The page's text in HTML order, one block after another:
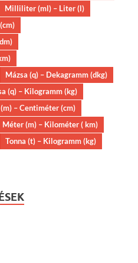
Milliliter (ml) – Liter (l)
Mázsa (q) – Dekagramm (dkg)
(q) – Kilogramm (kg)
– Centiméter (cm)
Méter (m) – Kilométer ( km)
Tonna (t) – Kilogramm (kg)